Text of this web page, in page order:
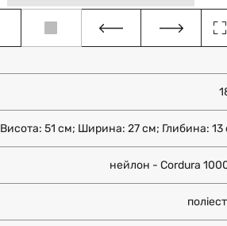
Висота: 51 см; Ширина: 27 см; Глибина: 13
нейлон - Cordura